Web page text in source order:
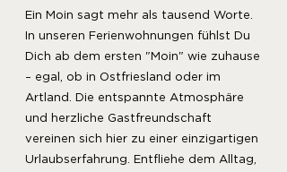
Ein Moin sagt mehr als tausend Worte.
In unseren Ferienwohnungen fühlst Du
Dich ab dem ersten "Moin" wie zuhause
– egal, ob in Ostfriesland oder im
Artland. Die entspannte Atmosphäre
und herzliche Gastfreundschaft
vereinen sich hier zu einer einzigartigen
Urlaubserfahrung. Entfliehe dem Alltag,